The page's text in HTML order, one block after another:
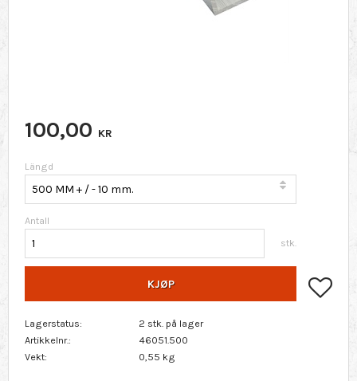
100,00 KR
Längd
Antall
stk.
KJØP
Lagerstatus
2 stk. på lager
Artikkelnr.
46051.500
Vekt
0,55 kg